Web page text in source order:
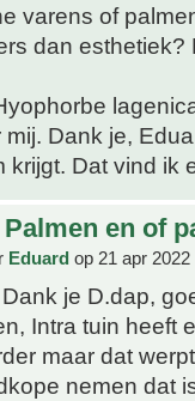
varens of
dan esthetiek?
mij. Dank je,
krijgt. Dat vind ik
Palmen en of
Eduard op 21 apr 2022
je D.dap,
Intra tuin heeft
maar dat
nemen dat